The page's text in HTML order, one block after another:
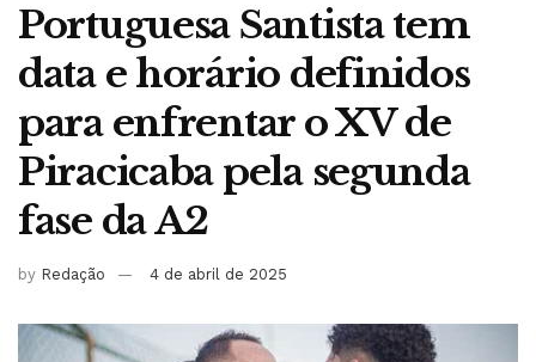
Portuguesa Santista tem
data e horário definidos
para enfrentar o XV de
Piracicaba pela segunda
fase da A2
by Redação 4 de abril de 2025